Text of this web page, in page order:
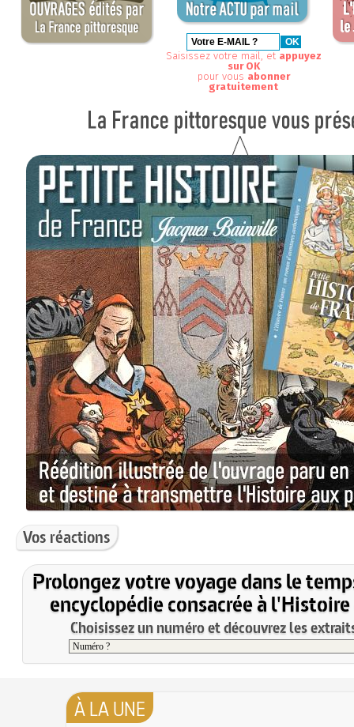
Saisissez votre mail, et appuyez
sur OK
pour vous abonner
gratuitement
Vos réactions
Prolongez votre voyage dans le
encyclopédie consacrée à l'Histoire
Choisissez un numéro et découvrez les
À LA UNE